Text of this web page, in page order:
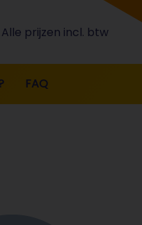
Alle prijzen incl. btw
FAQ